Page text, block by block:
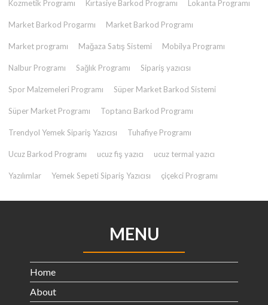
Kozmetik Programı Kırtasiye Barkod Programı Lokanta Programı
Market Barkod Progarmı Market Barkod Programı
Market programı Mağaza Satış Sistemi Mobilya Programı
Nalbur Programı Sağlık Programı Sipariş yazıcısı
Spor Malzemeleri Programı Süper Market Barkod Sistemi
Süper Market Programı Toptancı Barkod Programı
Trendyol Yemek Sipariş Yazıcısı Tuhafiye Programı
Ucuz Barkod Programı ucuz fiş yazıcı ucuz termal yazıcı
Yazılımlar Yemek Sepeti Sipariş Yazıcısı çiçekci Programı
MENU
Home
About